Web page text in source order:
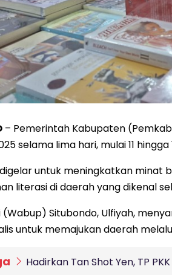
– Pemerintah Kabupaten
selama lima hari, mulai 11
untuk meningkatkan minat
literasi di daerah yang dikenal
(Wabup) Situbondo, Ulfiyah,
untuk memajukan daerah
Hadirkan Tan Shot Yen, TP